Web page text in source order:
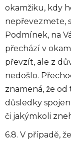
okamžiku, kdy
nepřevezmete,
Podmínek, na
přechází v
převzít, ale z
nedošlo.
znamená, že
důsledky
či jakýmkoli
6.8. V případě,